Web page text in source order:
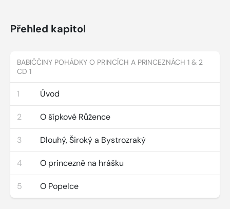
Přehled kapitol
BABIČČINY POHÁDKY O PRINCÍCH A PRINCEZNÁCH 1 & 2
CD 1
1 Úvod
2 O šípkové Růžence
3 Dlouhý, Široký a Bystrozraký
4 O princezně na hrášku
5 O Popelce